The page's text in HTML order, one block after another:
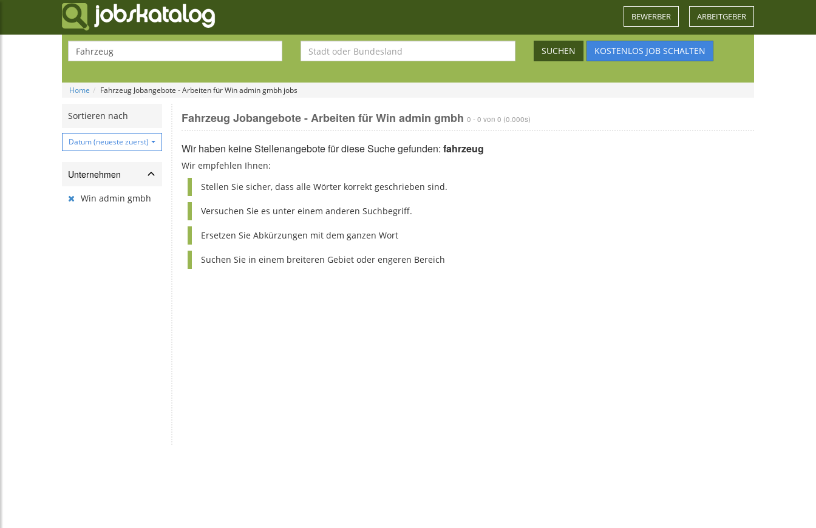
BEWERBER ARBEITGEBER
SUCHEN KOSTENLOS JOB SCHALTEN
Home Fahrzeug Jobangebote - Arbeiten für Win admin gmbh jobs
Sortieren nach
Datum (neueste zuerst)
Unternehmen
Win admin gmbh
Fahrzeug Jobangebote - Arbeiten für Win admin gmbh 0 - 0 von 0 (0.000s)
Wir haben keine Stellenangebote für diese Suche gefunden: fahrzeug
Wir empfehlen Ihnen:
Stellen Sie sicher, dass alle Wörter korrekt geschrieben sind.
Versuchen Sie es unter einem anderen Suchbegriff.
Ersetzen Sie Abkürzungen mit dem ganzen Wort
Suchen Sie in einem breiteren Gebiet oder engeren Bereich